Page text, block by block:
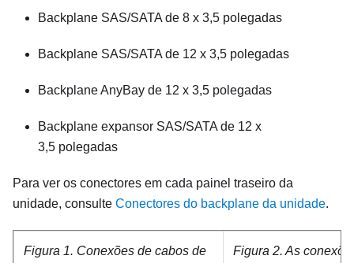
Backplane SAS/SATA de 8 x 3,5 polegadas
Backplane SAS/SATA de 12 x 3,5 polegadas
Backplane AnyBay de 12 x 3,5 polegadas
Backplane expansor SAS/SATA de 12 x
3,5 polegadas
Para ver os conectores em cada painel traseiro da
unidade, consulte Conectores do backplane da unidade.
Figura 1. Conexões de cabos de
Figura 2. As